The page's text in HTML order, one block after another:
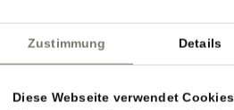
Zustimmung Details
Diese Webseite verwendet Cookies